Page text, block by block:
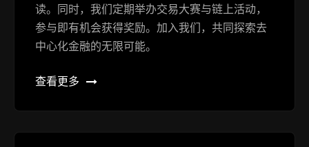
读。同时，我们定期举办交易大赛与链上活动，
参与即有机会获得奖励。加入我们，共同探索去
中心化金融的无限可能。
查看更多